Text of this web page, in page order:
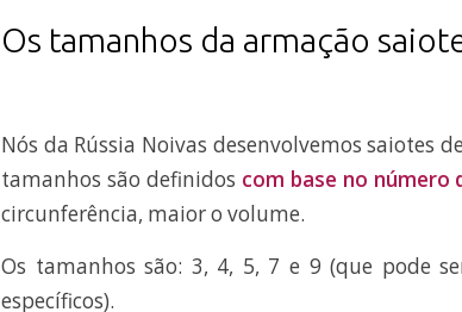
Os tamanhos da armação
Nós da Rússia Noivas desenvolvemos saiotes
tamanhos são definidos com base no número
circunferência, maior o volume.
Os tamanhos são: 3, 4, 5, 7 e 9 (que pode
específicos).